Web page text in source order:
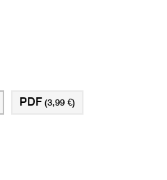
PDF (3,99 €)